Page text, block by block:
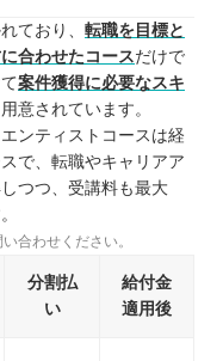
ており、 転職を目標と
合わせたコースだけで
案件獲得に必要なスキ
意されています。
ンティストコースは経
で、転職やキャリアア
つつ、受講料も最大
合わせください。
分割払
い
給付金
適用後